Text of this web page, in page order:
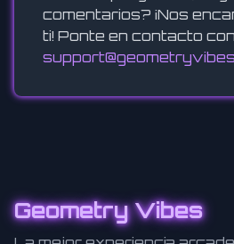
comentarios? ¡Nos
ti! Ponte en contacto
Geometry Vibes